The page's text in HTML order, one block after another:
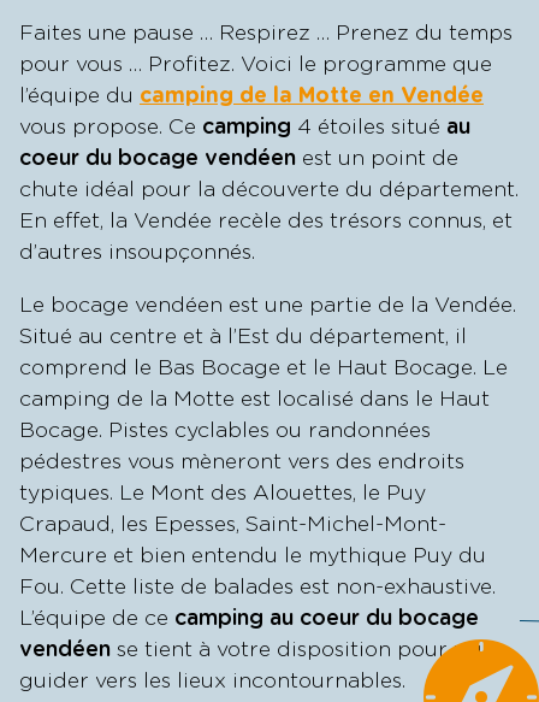
Faites une pause … Respirez … Prenez du temps
pour vous … Profitez. Voici le programme que
l’équipe du camping de la Motte en Vendée
vous propose. Ce camping 4 étoiles situé au
coeur du bocage vendéen est un point de
chute idéal pour la découverte du département.
En effet, la Vendée recèle des trésors connus, et
d’autres insoupçonnés.
Le bocage vendéen est une partie de la Vendée.
Situé au centre et à l’Est du département, il
comprend le Bas Bocage et le Haut Bocage. Le
camping de la Motte est localisé dans le Haut
Bocage. Pistes cyclables ou randonnées
pédestres vous mèneront vers des endroits
typiques. Le Mont des Alouettes, le Puy
Crapaud, les Epesses, Saint-Michel-Mont-
Mercure et bien entendu le mythique Puy du
Fou. Cette liste de balades est non-exhaustive.
L’équipe de ce camping au coeur du bocage
vendéen se tient à votre disposition pour vous
guider vers les lieux incontournables.